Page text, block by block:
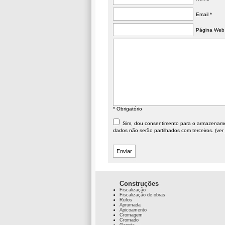
Email *
Página Web
* Obrigatório
Sim, dou consentimento para o
dados não serão partilhados com terceiros. (ver
Construções
Fiscalização
Fiscalização de obras
Rufos
Aprumada
Apicoamento
Cromagem
Cromado